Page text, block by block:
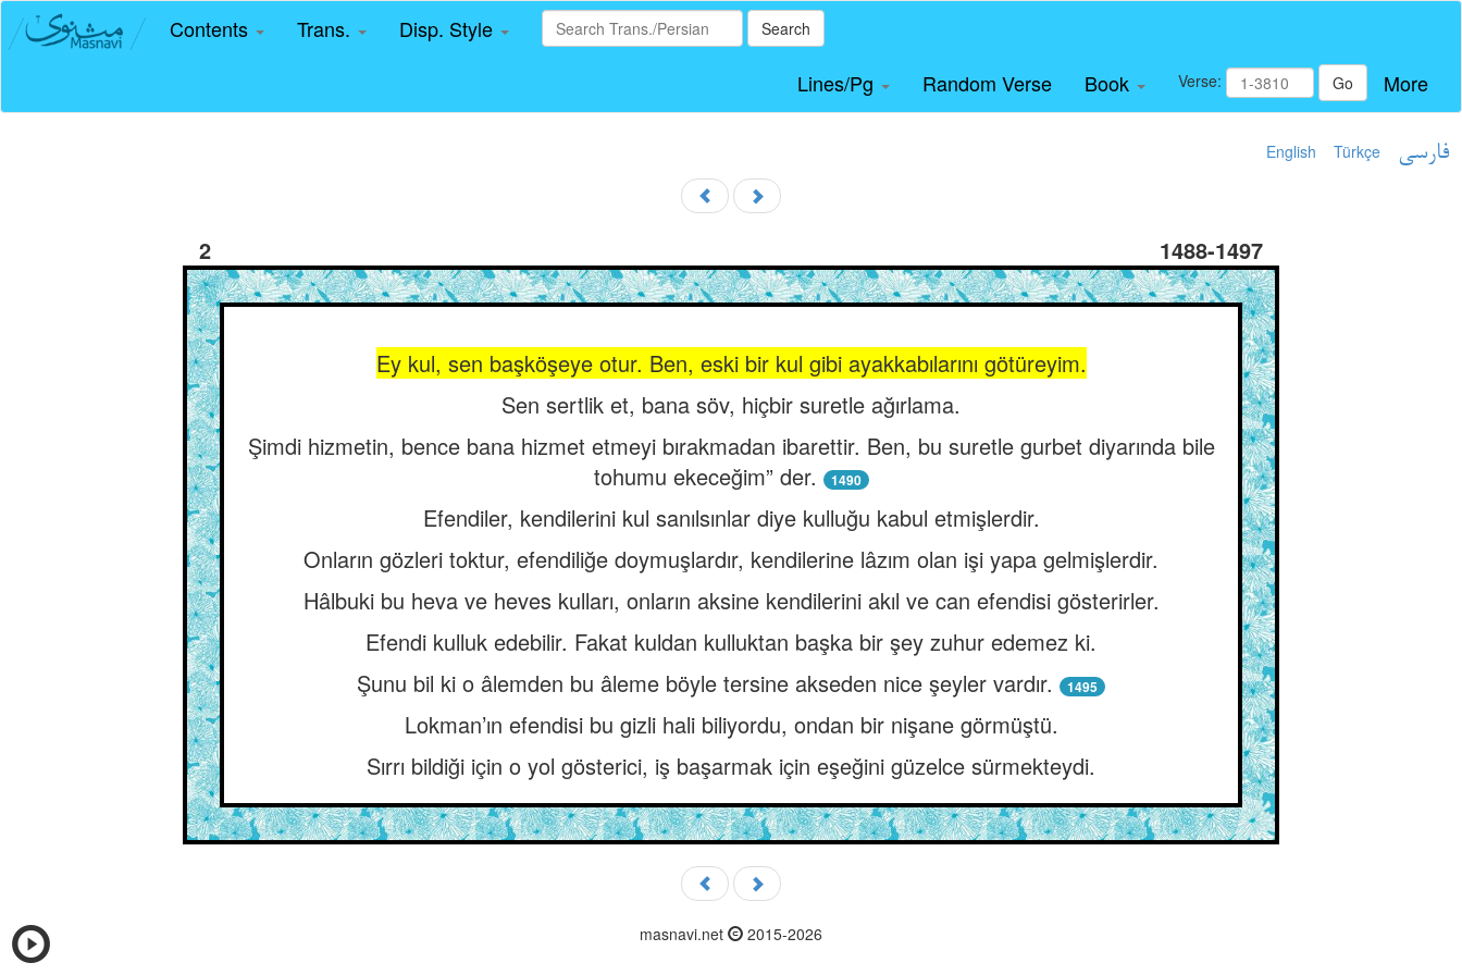
Contents Trans. Disp. Style Search
Lines/Pg Random Verse Book Verse: Go More
English Türkçe فارسی
2 1488-1497
Ey kul, sen başköşeye otur. Ben, eski bir kul gibi ayakkabılarını götüreyim.
Sen sertlik et, bana söv, hiçbir suretle ağırlama.
Şimdi hizmetin, bence bana hizmet etmeyi bırakmadan ibarettir. Ben, bu suretle gurbet diyarında bile
tohumu ekeceğim” der.
1490
Efendiler, kendilerini kul sanılsınlar diye kulluğu kabul etmişlerdir.
Onların gözleri toktur, efendiliğe doymuşlardır, kendilerine lâzım olan işi yapa gelmişlerdir.
Hâlbuki bu heva ve heves kulları, onların aksine kendilerini akıl ve can efendisi gösterirler.
Efendi kulluk edebilir. Fakat kuldan kulluktan başka bir şey zuhur edemez ki.
Şunu bil ki o âlemden bu âleme böyle tersine akseden nice şeyler vardır.
1495
Lokman’ın efendisi bu gizli hali biliyordu, ondan bir nişane görmüştü.
Sırrı bildiği için o yol gösterici, iş başarmak için eşeğini güzelce sürmekteydi.
masnavi.net 2015-2026